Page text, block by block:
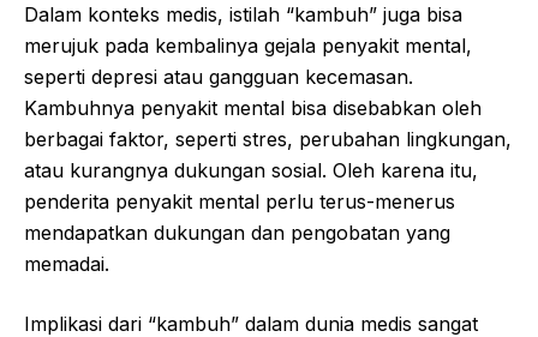
Dalam konteks medis, istilah “kambuh” juga bisa
merujuk pada kembalinya gejala penyakit mental,
seperti depresi atau gangguan kecemasan.
Kambuhnya penyakit mental bisa disebabkan oleh
berbagai faktor, seperti stres, perubahan lingkungan,
atau kurangnya dukungan sosial. Oleh karena itu,
penderita penyakit mental perlu terus-menerus
mendapatkan dukungan dan pengobatan yang
memadai.
Implikasi dari “kambuh” dalam dunia medis sangat